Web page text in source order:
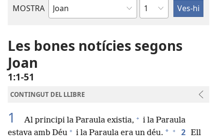
MOSTRA
Llibre
Capítol
Les bones notícies segons
Joan
1:1-51
CONTINGUT DEL LLIBRE
1 Al principi la Paraula existia, + i la Paraula
estava amb Déu + i la Paraula era un déu. * + 2 Ell